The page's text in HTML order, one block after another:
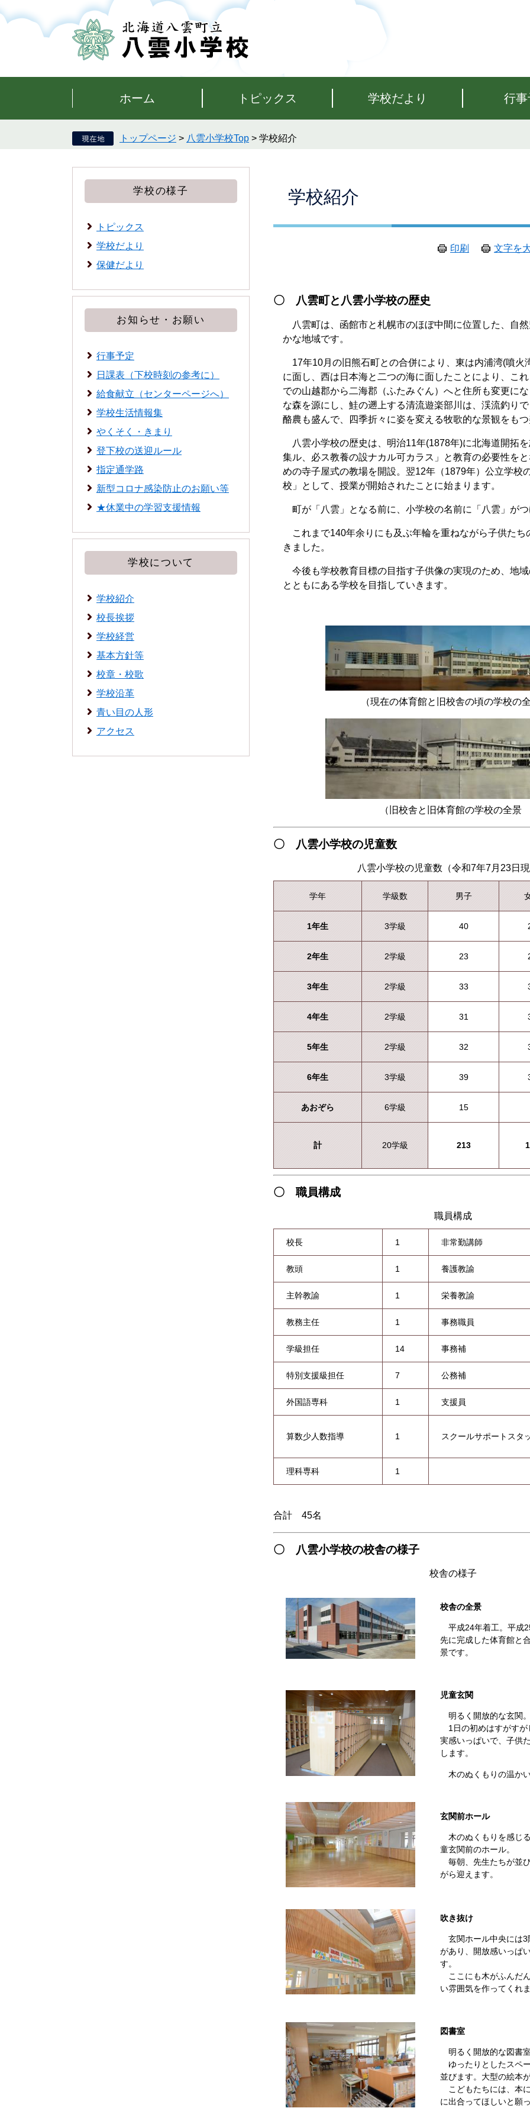
ー
で
ニ
ば
本
ホーム トピックス 学校だより 行事
トップページ > 八雲小学校Top > 学校紹介
学校紹介
印刷 文字を
〇 八雲町と八雲小学校の歴史
八雲町は、函館市と札幌市のほぼ中間に位置した、自然
かな地域です。
17年10月の旧熊石町との合併により、東は内浦湾(噴火
に面し、西は日本海と二つの海に面したことにより、これ
での山越郡から二海郡（ふたみぐん）へと住所も変更に
な森を源にし、鮭の遡上する清流遊楽部川は、渓流釣り
酪農も盛んで、四季折々に姿を変える牧歌的な景観をもつ
八雲小学校の歴史は、明治11年(1878年)に北海道開拓
集ル、必ス教養の設ナカル可カラス」と教育の必要性を
めの寺子屋式の教場を開設。翌12年（1879年）公立学校
校」として、授業が開始されたことに始まります。
町が「八雲」となる前に、小学校の名前に「八雲」がつ
これまで140年余りにも及ぶ年輪を重ねながら子供たち
きました。
今後も学校教育目標の目指す子供像の実現のため、地
とともにある学校を目指していきます。
（現在の体育館と旧校舎の頃の学校の
（旧校舎と旧体育館の学校の全景
〇 八雲小学校の児童数
八雲小学校の児童数（令和7年7月23日現
学年 学級数 男子
1年生 3学級 40
2年生 2学級 23
3年生 2学級 33
4年生 2学級 31
5年生 2学級 32
6年生 3学級 39
あおぞら 6学級 15
計 20学級 213
〇 職員構成
職員構成
校長 1 非常勤講師
教頭 1 養護教諭
主幹教諭 1 栄養教諭
教務主任 1 事務職員
学級担任 14 事務補
特別支援級担任 7 公務補
外国語専科 1 支援員
算数少人数指導 1 スクールサポートスタ
理科専科 1
合計 45名
〇 八雲小学校の校舎の様子
校舎の様子
校舎の全景
平成24年着工。平成
先に完成した体育館と
景です。
児童玄関
明るく開放的な玄関。
1日の初めはすがすが
実感いっぱいで、子供
します。
木のぬくもりの温か
玄関前ホール
木のぬくもりを感じ
童玄関前のホール。
毎朝、先生たちが並
がら迎えます。
吹き抜け
玄関ホール中央には3
があり、開放感いっぱ
す。
ここにも木がふんだ
い雰囲気を作ってくれま
図書室
明るく開放的な図書室
ゆったりとしたスペ
並びます。大型の絵本
こどもたちには、本
に出合ってほしいと願
学校の様子
トピックス
学校だより
保健だより
お知らせ・お願い
行事予定
日課表（下校時刻の参考に）
給食献立（センターページへ）
学校生活情報集
やくそく・きまり
登下校の送迎ルール
指定通学路
新型コロナ感染防止のお願い等
★休業中の学習支援情報
学校について
学校紹介
校長挨拶
学校経営
基本方針等
校章・校歌
学校沿革
青い目の人形
アクセス